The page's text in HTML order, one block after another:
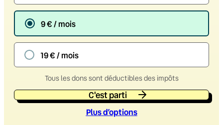
9 € / mois
19 € / mois
Tous les dons sont déductibles des impôts
C'est parti
Plus d’options